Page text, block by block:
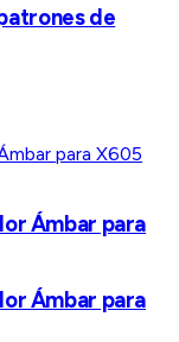
de
Ámbar para
Ámbar para